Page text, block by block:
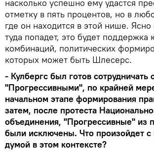
насколько успешно ему удастся
отметку в пять процентов, но в
где он находится в этой нише.
туда попадет, это будет поддержка
комбинаций, политических
которых может быть Шлесерс.
- Кулбергс был готов сотрудничать
"Прогрессивными", по крайней
начальном этапе формирования
затем, после протеста
объединения, "Прогрессивные" из
были исключены. Что произойдет
думой в этом контексте?